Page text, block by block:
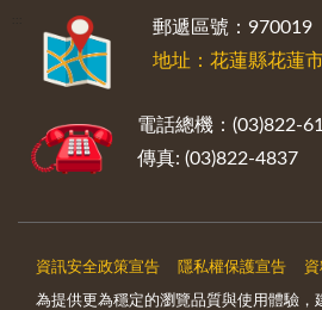
郵遞區號：970019
地址：花蓮縣花蓮
電話總機：(03)822-
傳真: (03)822-4837
資訊安全政策宣告 隱私權保護宣告
為提供更為穩定的瀏覽品質與使用體驗，